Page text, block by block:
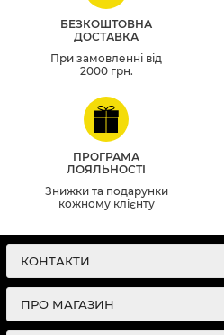
БЕЗКОШТОВНА
ДОСТАВКА
При замовленні від
2000 грн.
ПРОГРАМА
ЛОЯЛЬНОСТІ
Знижки та подарунки
кожному клієнту
КОНТАКТИ
ПРО МАГАЗИН